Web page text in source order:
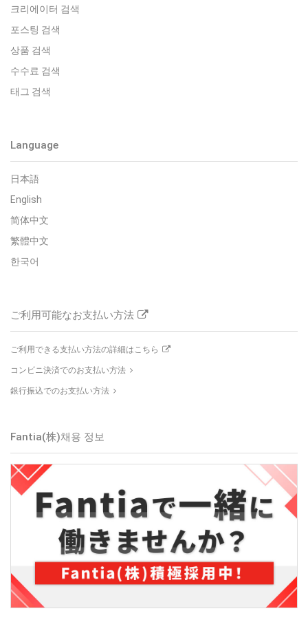
크리에이터 검색
포스팅 검색
상품 검색
수수료 검색
태그 검색
Language
日本語
English
简体中文
繁體中文
한국어
ご利用可能なお支払い方法
ご利用できる支払い方法の詳細はこちら
コンビニ決済でのお支払い方法
銀行振込でのお支払い方法
Fantia(株)채용 정보